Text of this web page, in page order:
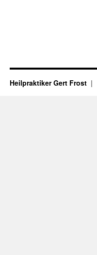
Heilpraktiker Gert Frost